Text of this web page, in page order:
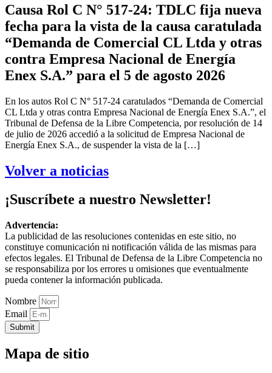
Causa Rol C N° 517-24: TDLC fija nueva
fecha para la vista de la causa caratulada
“Demanda de Comercial CL Ltda y otras
contra Empresa Nacional de Energía
Enex S.A.” para el 5 de agosto 2026
En los autos Rol C N° 517-24 caratulados “Demanda de Comercial
CL Ltda y otras contra Empresa Nacional de Energía Enex S.A.”, el
Tribunal de Defensa de la Libre Competencia, por resolución de 14
de julio de 2026 accedió a la solicitud de Empresa Nacional de
Energía Enex S.A., de suspender la vista de la […]
Volver a noticias
¡Suscríbete a nuestro Newsletter!
Advertencia:
La publicidad de las resoluciones contenidas en este sitio, no
constituye comunicación ni notificación válida de las mismas para
efectos legales. El Tribunal de Defensa de la Libre Competencia no
se responsabiliza por los errores u omisiones que eventualmente
pueda contener la información publicada.
Nombre
Email
Submit
Mapa de sitio